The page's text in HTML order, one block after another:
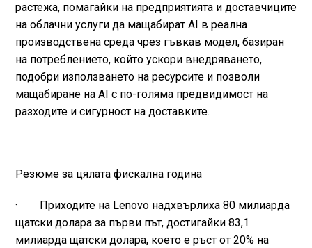
растежа, помагайки на предприятията и доставчиците
на облачни услуги да мащабират AI в реална
производствена среда чрез гъвкав модел, базиран
на потреблението, който ускори внедряването,
подобри използването на ресурсите и позволи
мащабиране на AI с по-голяма предвидимост на
разходите и сигурност на доставките.
Резюме за цялата фискална година
· Приходите на Lenovo надхвърлиха 80 милиарда
щатски долара за първи път, достигайки 83,1
милиарда щатски долара, което е ръст от 20% на